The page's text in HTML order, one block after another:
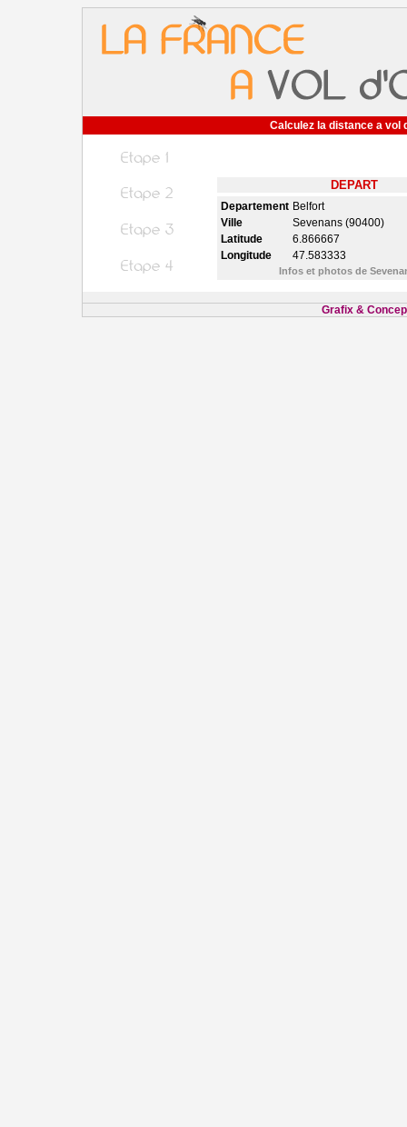
Calculez la distance a vol
DEPART
Departement Belfort
Ville
Sevenans (90400)
Latitude
6.866667
Longitude
47.583333
Infos et photos de
Grafix &